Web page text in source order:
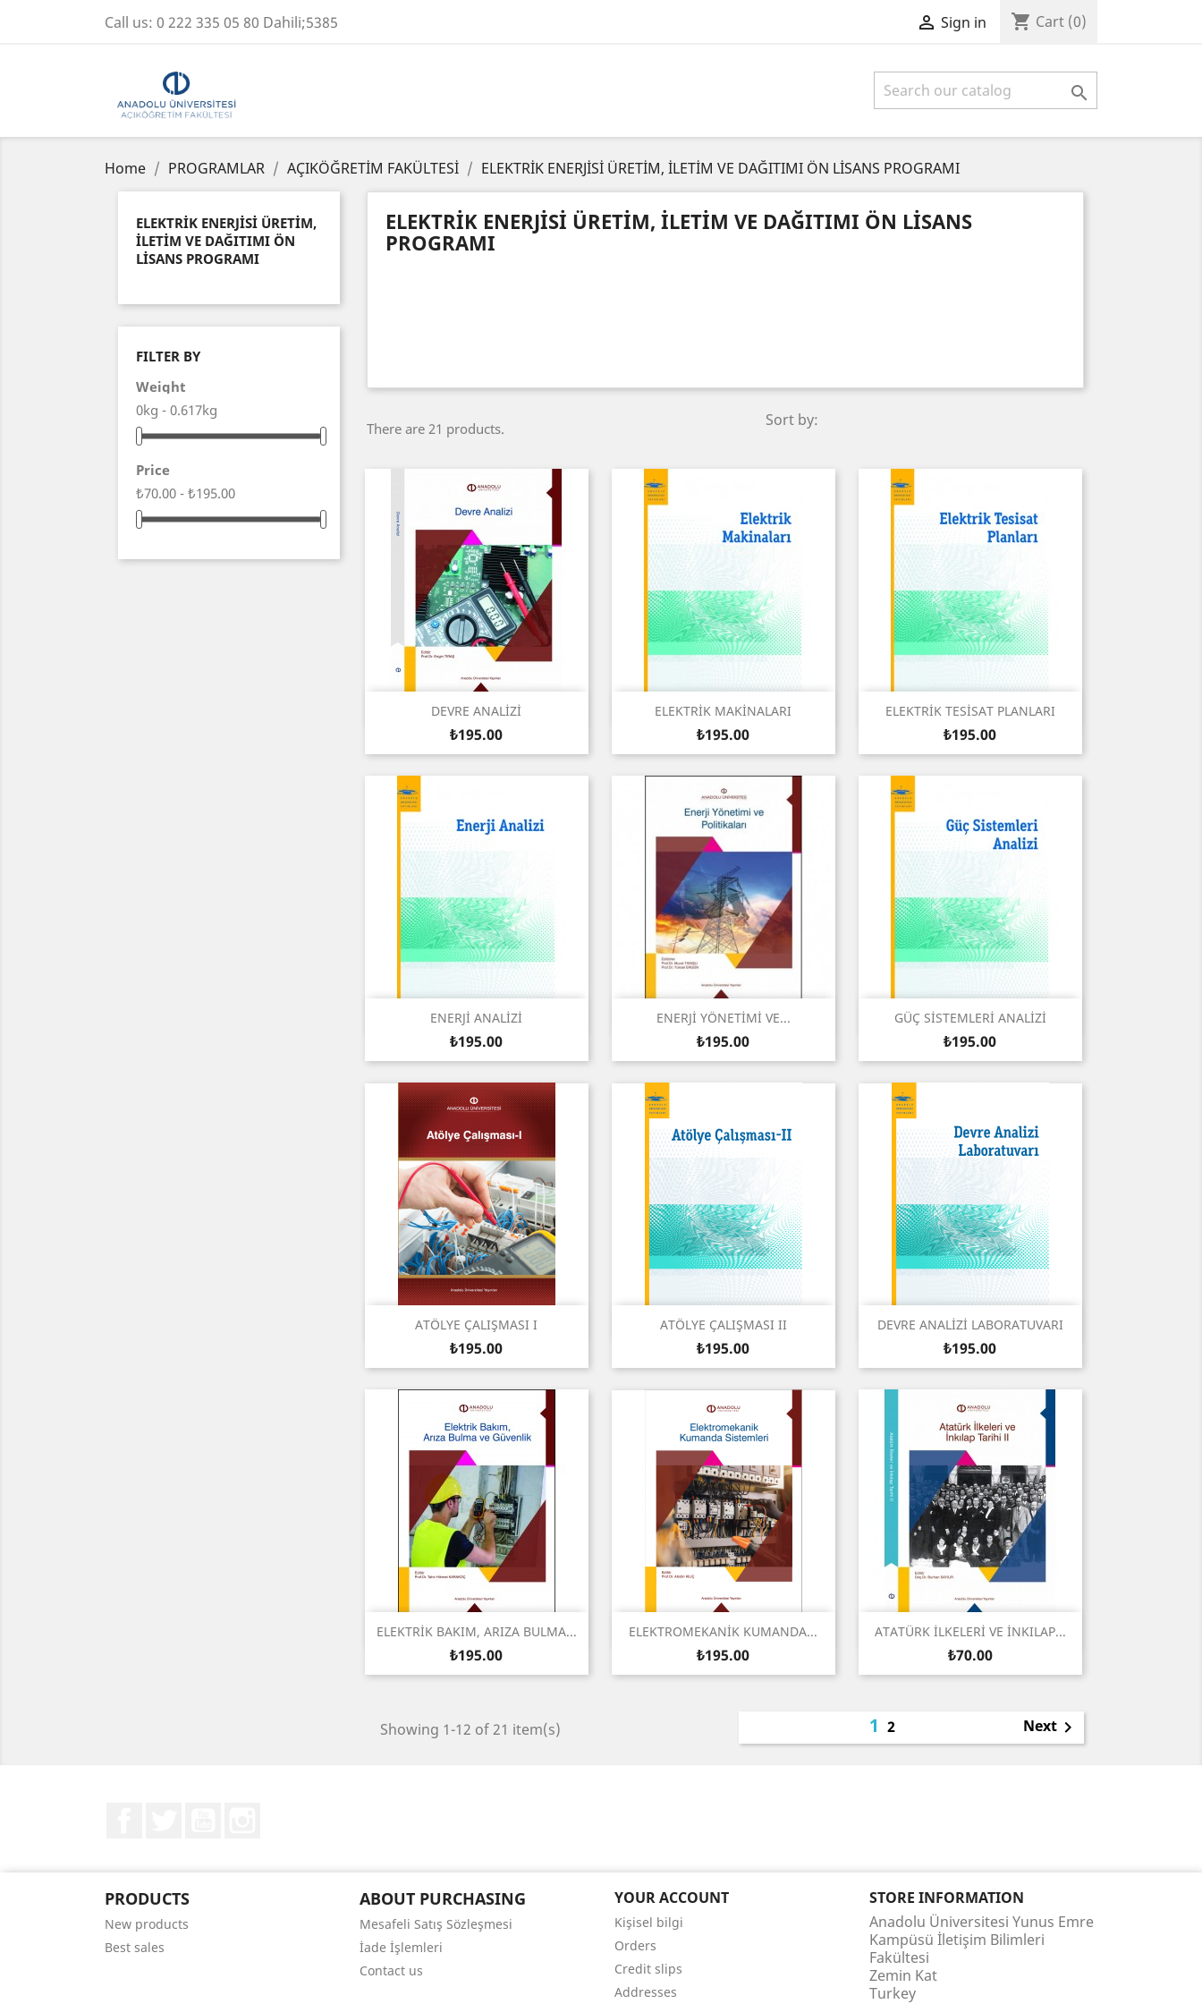
Call us: 0 222 335 05 80 Dahili;5385  Sign in shopping_cart Cart (0)

Home PROGRAMLAR AÇIKÖĞRETİM FAKÜLTESİ ELEKTRİK ENERJİSİ ÜRETİM, İLETİM VE DAĞITIMI ÖN LİSANS PROGRAMI
ELEKTRİK ENERJİSİ ÜRETİM,
İLETİM VE DAĞITIMI ÖN
LİSANS PROGRAMI
FILTER BY
Weight
0kg - 0.617kg
Price
₺70.00 - ₺195.00
ELEKTRİK ENERJİSİ ÜRETİM, İLETİM VE DAĞITIMI ÖN LİSANS
PROGRAMI
There are 21 products. Sort by:
DEVRE ANALİZİ
Price
₺195.00
Quick view ELEKTRİK MAKİNALARI
Price
₺195.00
Quick view ELEKTRİK TESİSAT PLANLARI
Price
₺195.00
Quick view
ENERJİ ANALİZİ
Price
₺195.00
Quick view ENERJİ YÖNETİMİ VE...
Price
₺195.00
Quick view GÜÇ SİSTEMLERİ ANALİZİ
Price
₺195.00
Quick view
ATÖLYE ÇALIŞMASI I
Price
₺195.00
Quick view ATÖLYE ÇALIŞMASI II
Price
₺195.00
Quick view DEVRE ANALİZİ LABORATUVARI
Price
₺195.00
Quick view
ELEKTRİK BAKIM, ARIZA BULMA...
Price
₺195.00
Quick view ELEKTROMEKANİK KUMANDA...
Price
₺195.00
Quick view ATATÜRK İLKELERİ VE İNKILAP...
Price
₺70.00
Quick view
Showing 1-12 of 21 item(s) 12 Next
PRODUCTS
New products
Best sales
ABOUT PURCHASING
Mesafeli Satış Sözleşmesi
İade İşlemleri
Contact us
YOUR ACCOUNT
Kişisel bilgi
Orders
Credit slips
Addresses
STORE INFORMATION
Anadolu Üniversitesi Yunus Emre
Kampüsü İletişim Bilimleri
Fakültesi
Zemin Kat
Turkey